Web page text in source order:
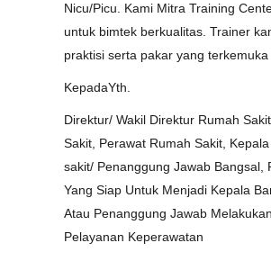
Nicu/Picu. Kami Mitra Training
untuk bimtek berkualitas. Trainer
praktisi serta pakar yang terkemuka
KepadaYth.
Direktur/ Wakil Direktur Rumah
Sakit, Perawat Rumah Sakit,
sakit/ Penanggung Jawab Bangsal,
Yang Siap Untuk Menjadi Kepala
Atau Penanggung Jawab
Pelayanan Keperawatan